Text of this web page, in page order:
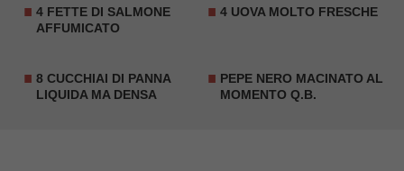
4 FETTE DI SALMONE
AFFUMICATO
4 UOVA MOLTO FRESCHE
8 CUCCHIAI DI PANNA
LIQUIDA MA DENSA
PEPE NERO MACINATO AL
MOMENTO Q.B.